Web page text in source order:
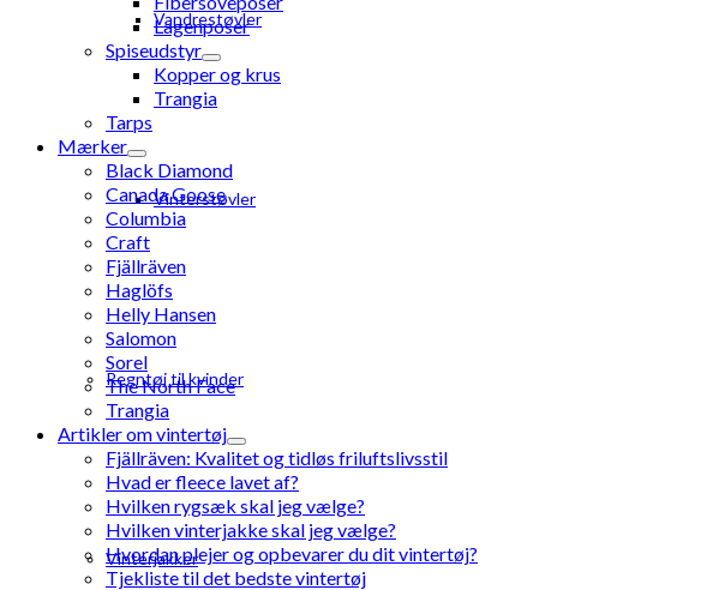
Vandrestøvler
Vinterstøvler
Regntøj til kvinder
Vinterjakker
Lagenposer
Spiseudstyr
Kopper og krus
Trangia
Tarps
Mærker
Black Diamond
Canada Goose
Columbia
Craft
Fjällräven
Haglöfs
Helly Hansen
Salomon
Sorel
The North Face
Trangia
Artikler om vintertøj
Fjällräven: Kvalitet og tidløs friluftslivsstil
Hvad er fleece lavet af?
Hvilken rygsæk skal jeg vælge?
Hvilken vinterjakke skal jeg vælge?
Hvordan plejer og opbevarer du dit vintertøj?
Tjekliste til det bedste vintertøj